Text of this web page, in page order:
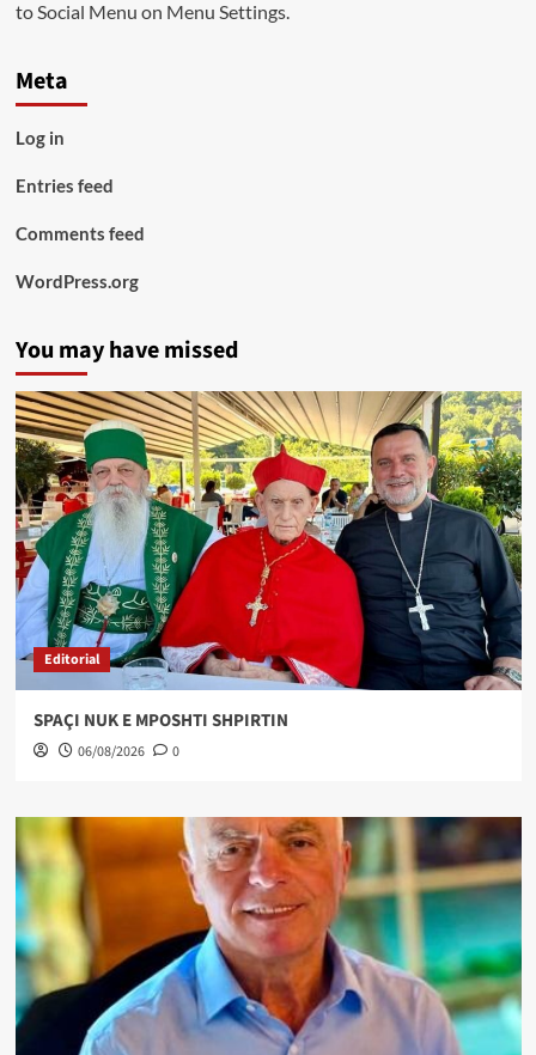
to Social Menu on Menu Settings.
Meta
Log in
Entries feed
Comments feed
WordPress.org
You may have missed
Editorial
SPAÇI NUK E MPOSHTI SHPIRTIN
06/08/2026 0